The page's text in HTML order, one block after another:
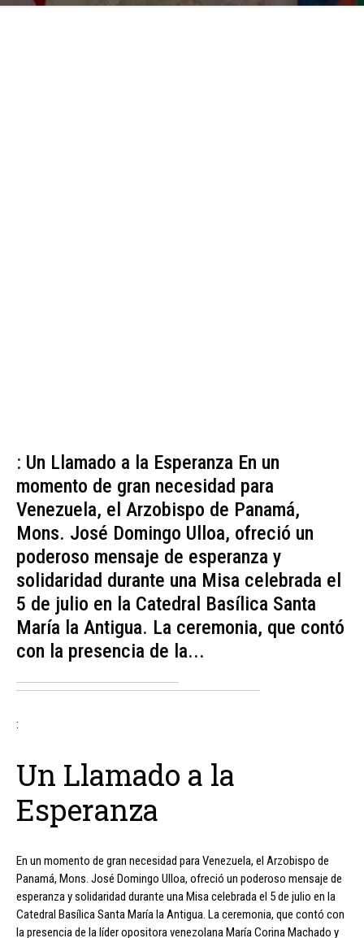
: Un Llamado a la Esperanza En un
momento de gran necesidad para
Venezuela, el Arzobispo de Panamá,
Mons. José Domingo Ulloa, ofreció un
poderoso mensaje de esperanza y
solidaridad durante una Misa celebrada el
5 de julio en la Catedral Basílica Santa
María la Antigua. La ceremonia, que contó
con la presencia de la...
:
Un Llamado a la
Esperanza
En un momento de gran necesidad para Venezuela, el Arzobispo de
Panamá, Mons. José Domingo Ulloa, ofreció un poderoso mensaje de
esperanza y solidaridad durante una Misa celebrada el 5 de julio en la
Catedral Basílica Santa María la Antigua. La ceremonia, que contó con
la presencia de la líder opositora venezolana María Corina Machado y